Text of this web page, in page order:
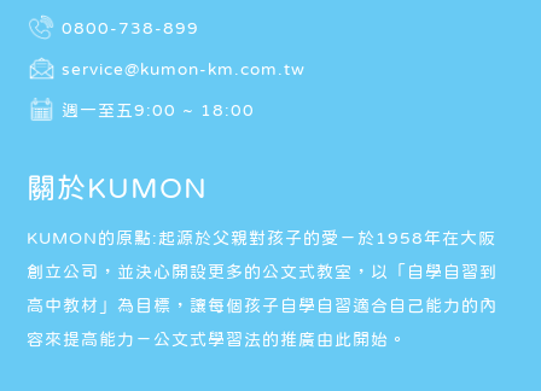
0800-738-899
service@kumon-km.com.tw
週一至五9:00 ~ 18:00
關於KUMON
KUMON的原點:起源於父親對孩子的愛－於1958年在大阪
創立公司，並決心開設更多的公文式教室，以「自學自習到
高中教材」為目標，讓每個孩子自學自習適合自己能力的內
容來提高能力－公文式學習法的推廣由此開始。